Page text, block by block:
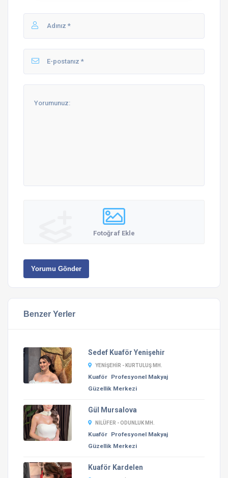
Fotoğraf Ekle
Yorumu Gönder
Benzer Yerler
Sedef Kuaför Yenişehir
YENIŞEHIR - KURTULUŞ MH.
Kuaför Profesyonel Makyaj
Güzellik Merkezi
Gül Mursalova
NILÜFER - ODUNLUK MH.
Kuaför Profesyonel Makyaj
Güzellik Merkezi
Kuaför Kardelen